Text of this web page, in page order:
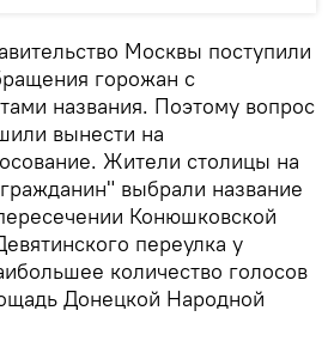
Москвы поступили
горожан с
названия. Поэтому вопрос
вынести на
Жители столицы на
выбрали название
Конюшковской
переулка у
количество голосов
Донецкой Народной